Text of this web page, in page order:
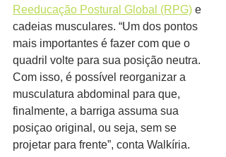
Reeducação Postural Global (RPG) e
cadeias musculares. “Um dos pontos
mais importantes é fazer com que o
quadril volte para sua posição neutra.
Com isso, é possível reorganizar a
musculatura abdominal para que,
finalmente, a barriga assuma sua
posiçao original, ou seja, sem se
projetar para frente”, conta Walkíria.